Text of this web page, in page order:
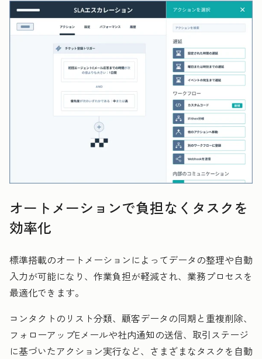
オートメーションで負担なくタスクを
効率化
標準搭載のオートメーションによってデータの整理や自動
入力が可能になり、作業負担が軽減され、業務プロセスを
最適化できます。
コンタクトのリスト分類、顧客データの同期と重複削除、
フォローアップEメールや社内通知の送信、取引ステージ
に基づいたアクション実行など、さまざまなタスクを自動